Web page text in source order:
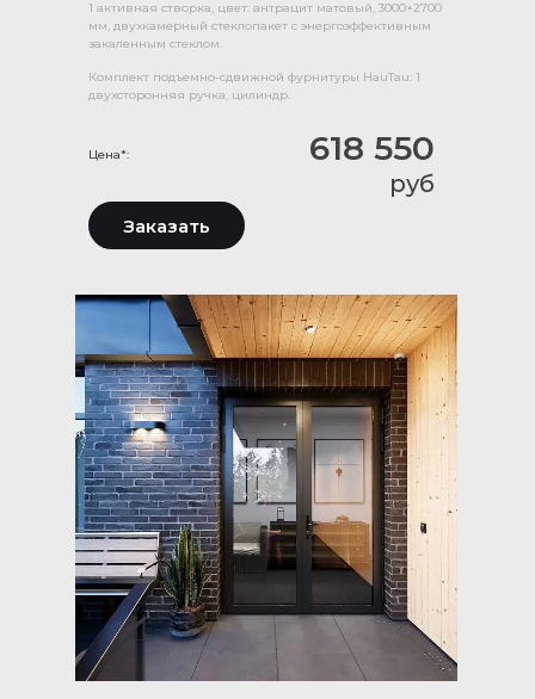
618 550
руб
Цена*:
1 активная створка, цвет: антрацит матовый, 3000×2700
мм, двухкамерный стеклопакет с энергоэффективным
закаленным стеклом.
Комплект подъемно-сдвижной фурнитуры HauTau: 1
двухсторонняя ручка, цилиндр.
Заказать